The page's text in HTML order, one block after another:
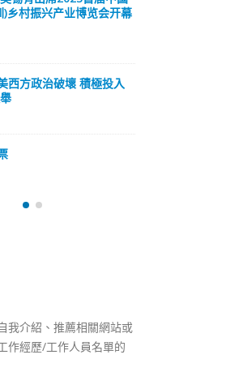
舉舞弊 文: 朱家健
院探访明起无须预约一
作經歷/工作人員名單的